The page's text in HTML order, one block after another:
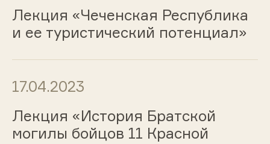
Лекция «Чеченская Республика
и ее туристический потенциал»
17.04.2023
Лекция «История Братской
могилы бойцов 11 Красной